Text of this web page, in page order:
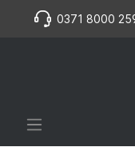
0371 8000